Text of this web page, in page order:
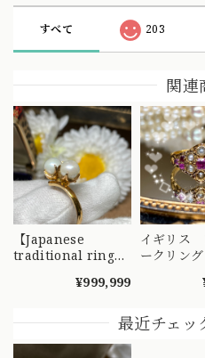
すべて 203
関連
【Japanese
traditional ring】
グ ?仲良し双子真
k18
¥999,999
イギリス
ークリン
K18 指輪
珠 クラス
グ
最近チェッ